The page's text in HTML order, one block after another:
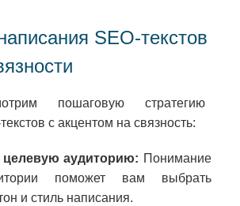
SEO-текстов
пошаговую стратегию
с акцентом на связность:
целевую аудиторию: Понимание
поможет вам выбрать
и стиль написания.